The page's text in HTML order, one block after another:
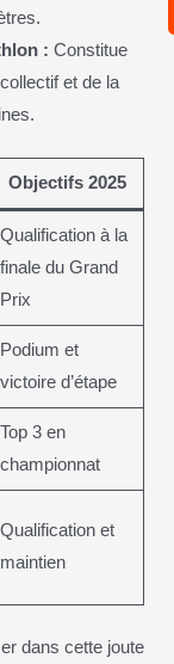
: Constitue
et de la
Objectifs 2025
Qualification à la
finale du Grand
Prix
Podium et
victoire d’étape
Top 3 en
championnat
Qualification et
maintien
dans cette joute